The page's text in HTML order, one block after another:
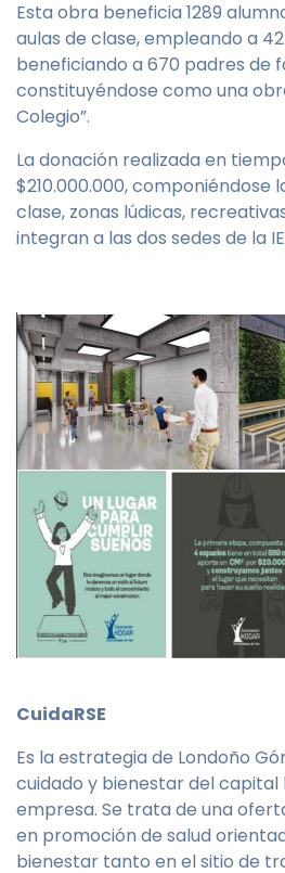
Esta obra beneficia 1289
aulas de clase, empleando a
beneficiando a 670 padres de
constituyéndose como una
Colegio”.
La donación realizada en
$210.000.000, componiéndose
clase, zonas lúdicas,
integran a las dos sedes de la
CuidaRSE
Es la estrategia de Londoño
cuidado y bienestar del capital
empresa. Se trata de una
en promoción de salud
bienestar tanto en el sitio de